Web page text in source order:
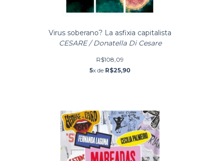
Virus soberano? La asfixia capitalista
CESARE / Donatella Di Cesare
R$108,09
5x de R$25,90